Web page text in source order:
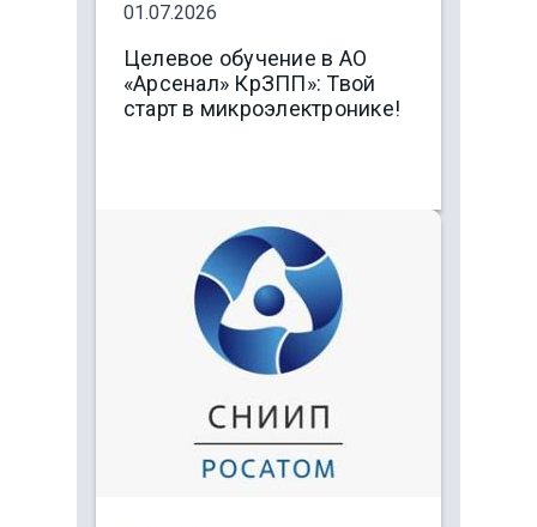
01.07.2026
Целевое обучение в АО
«Арсенал» КрЗПП»: Твой
старт в микроэлектронике!